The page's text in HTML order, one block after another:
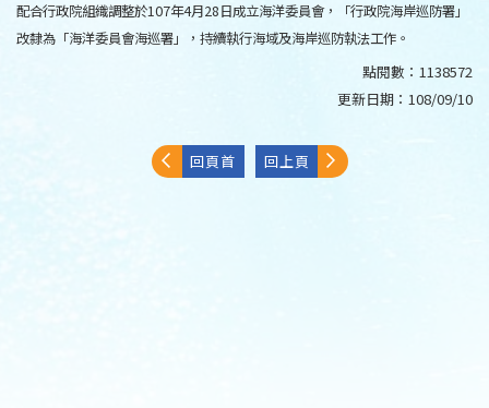
配合行政院組織調整於107年4月28日成立海洋委員會，「行政院海岸巡防署」
改隸為「海洋委員會海巡署」，持續執行海域及海岸巡防執法工作。
點閱數： 1138572
更新日期： 108/09/10
回頁首 回上頁